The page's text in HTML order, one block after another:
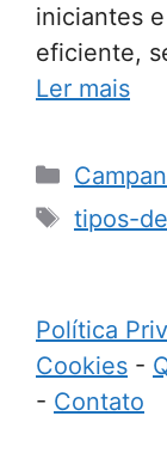
iniciantes
eficiente,
Ler mais
Tags
tipos-
Política
Cookies -
- Contato